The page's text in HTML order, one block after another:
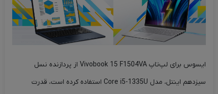
ایسوس برای لپ‌تاپ Vivobook 15 F1504VA از پردازنده‌ نسل
سیزدهم اینتل، مدل Core i5-1335U استفاده کرده است، قدرت